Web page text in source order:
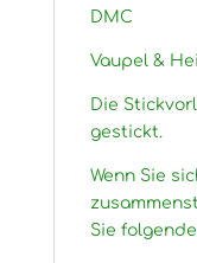
DMC
Vaupel &
Die
gestickt.
Wenn Sie
Sie